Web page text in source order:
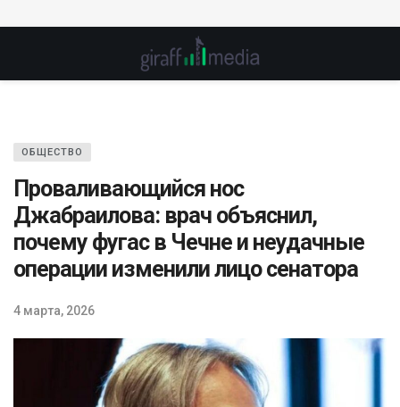
ОБЩЕСТВО
Проваливающийся нос
Джабраилова: врач объяснил,
почему фугас в Чечне и неудачные
операции изменили лицо сенатора
4 марта, 2026